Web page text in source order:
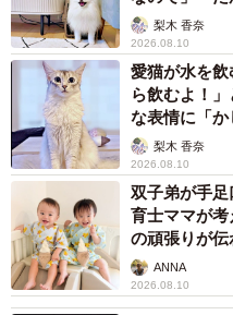
いいね」
梨木 香奈
2026.08.10
愛猫が水を
ら飲むよ！
な表情に「か
梨木 香奈
2026.08.10
双子弟が手
育士ママが
の頑張りが伝
ANNA
2026.08.10